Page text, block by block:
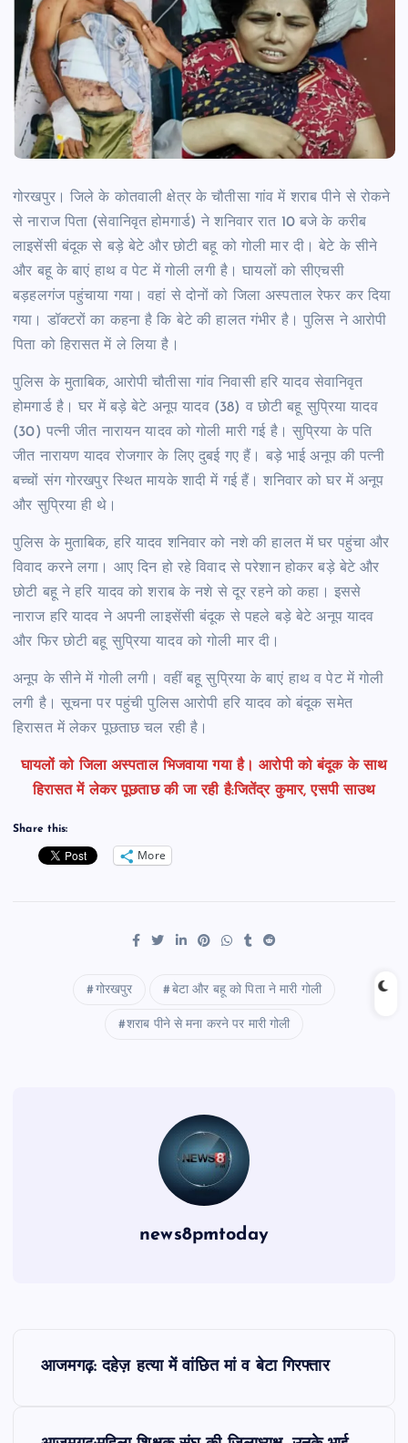
गोरखपुर। जिले के कोतवाली क्षेत्र के चौतीसा गांव में शराब पीने से रोकने
से नाराज पिता (सेवानिवृत होमगार्ड) ने शनिवार रात 10 बजे के करीब
लाइसेंसी बंदूक से बड़े बेटे और छोटी बहू को गोली मार दी। बेटे के सीने
और बहू के बाएं हाथ व पेट में गोली लगी है। घायलों को सीएचसी
बड़हलगंज पहुंचाया गया। वहां से दोनों को जिला अस्पताल रेफर कर दिया
गया। डॉक्टरों का कहना है कि बेटे की हालत गंभीर है। पुलिस ने आरोपी
पिता को हिरासत में ले लिया है।
पुलिस के मुताबिक, आरोपी चौतीसा गांव निवासी हरि यादव सेवानिवृत
होमगार्ड है। घर में बड़े बेटे अनूप यादव (38) व छोटी बहू सुप्रिया यादव
(30) पत्नी जीत नारायन यादव को गोली मारी गई है। सुप्रिया के पति
जीत नारायण यादव रोजगार के लिए दुबई गए हैं। बड़े भाई अनूप की पत्नी
बच्चों संग गोरखपुर स्थित मायके शादी में गई हैं। शनिवार को घर में अनूप
और सुप्रिया ही थे।
पुलिस के मुताबिक, हरि यादव शनिवार को नशे की हालत में घर पहुंचा और
विवाद करने लगा। आए दिन हो रहे विवाद से परेशान होकर बड़े बेटे और
छोटी बहू ने हरि यादव को शराब के नशे से दूर रहने को कहा। इससे
नाराज हरि यादव ने अपनी लाइसेंसी बंदूक से पहले बड़े बेटे अनूप यादव
और फिर छोटी बहू सुप्रिया यादव को गोली मार दी।
अनूप के सीने में गोली लगी। वहीं बहू सुप्रिया के बाएं हाथ व पेट में गोली
लगी है। सूचना पर पहुंची पुलिस आरोपी हरि यादव को बंदूक समेत
हिरासत में लेकर पूछताछ चल रही है।
घायलों को जिला अस्पताल भिजवाया गया है। आरोपी को बंदूक के साथ
हिरासत में लेकर पूछताछ की जा रही है:जितेंद्र कुमार, एसपी साउथ
Share this:
More
गोरखपुर बेटा और बहू को पिता ने मारी गोली
शराब पीने से मना करने पर मारी गोली
news8pmtoday
आजमगढ़: दहेज़ हत्या में वांछित मां व बेटा गिरफ्तार